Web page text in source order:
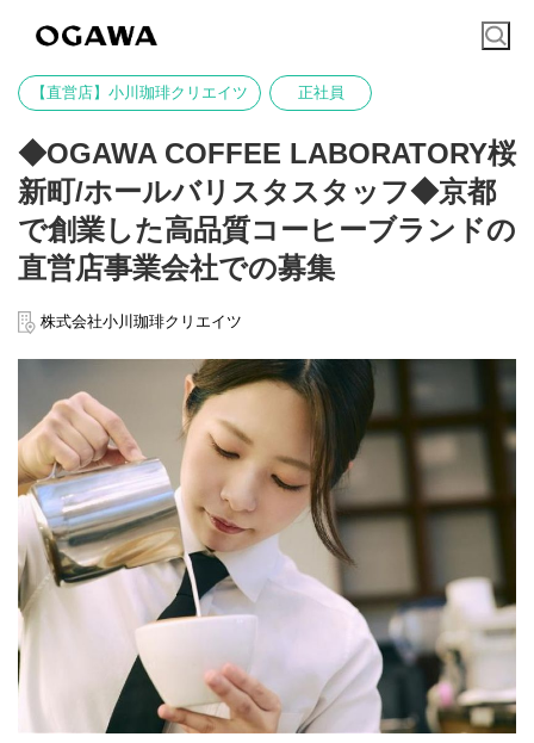
【直営店】小川珈琲クリエイツ 正社員
◆OGAWA COFFEE LABORATORY桜
新町/ホールバリスタスタッフ◆京都
で創業した高品質コーヒーブランドの
直営店事業会社での募集
株式会社小川珈琲クリエイツ